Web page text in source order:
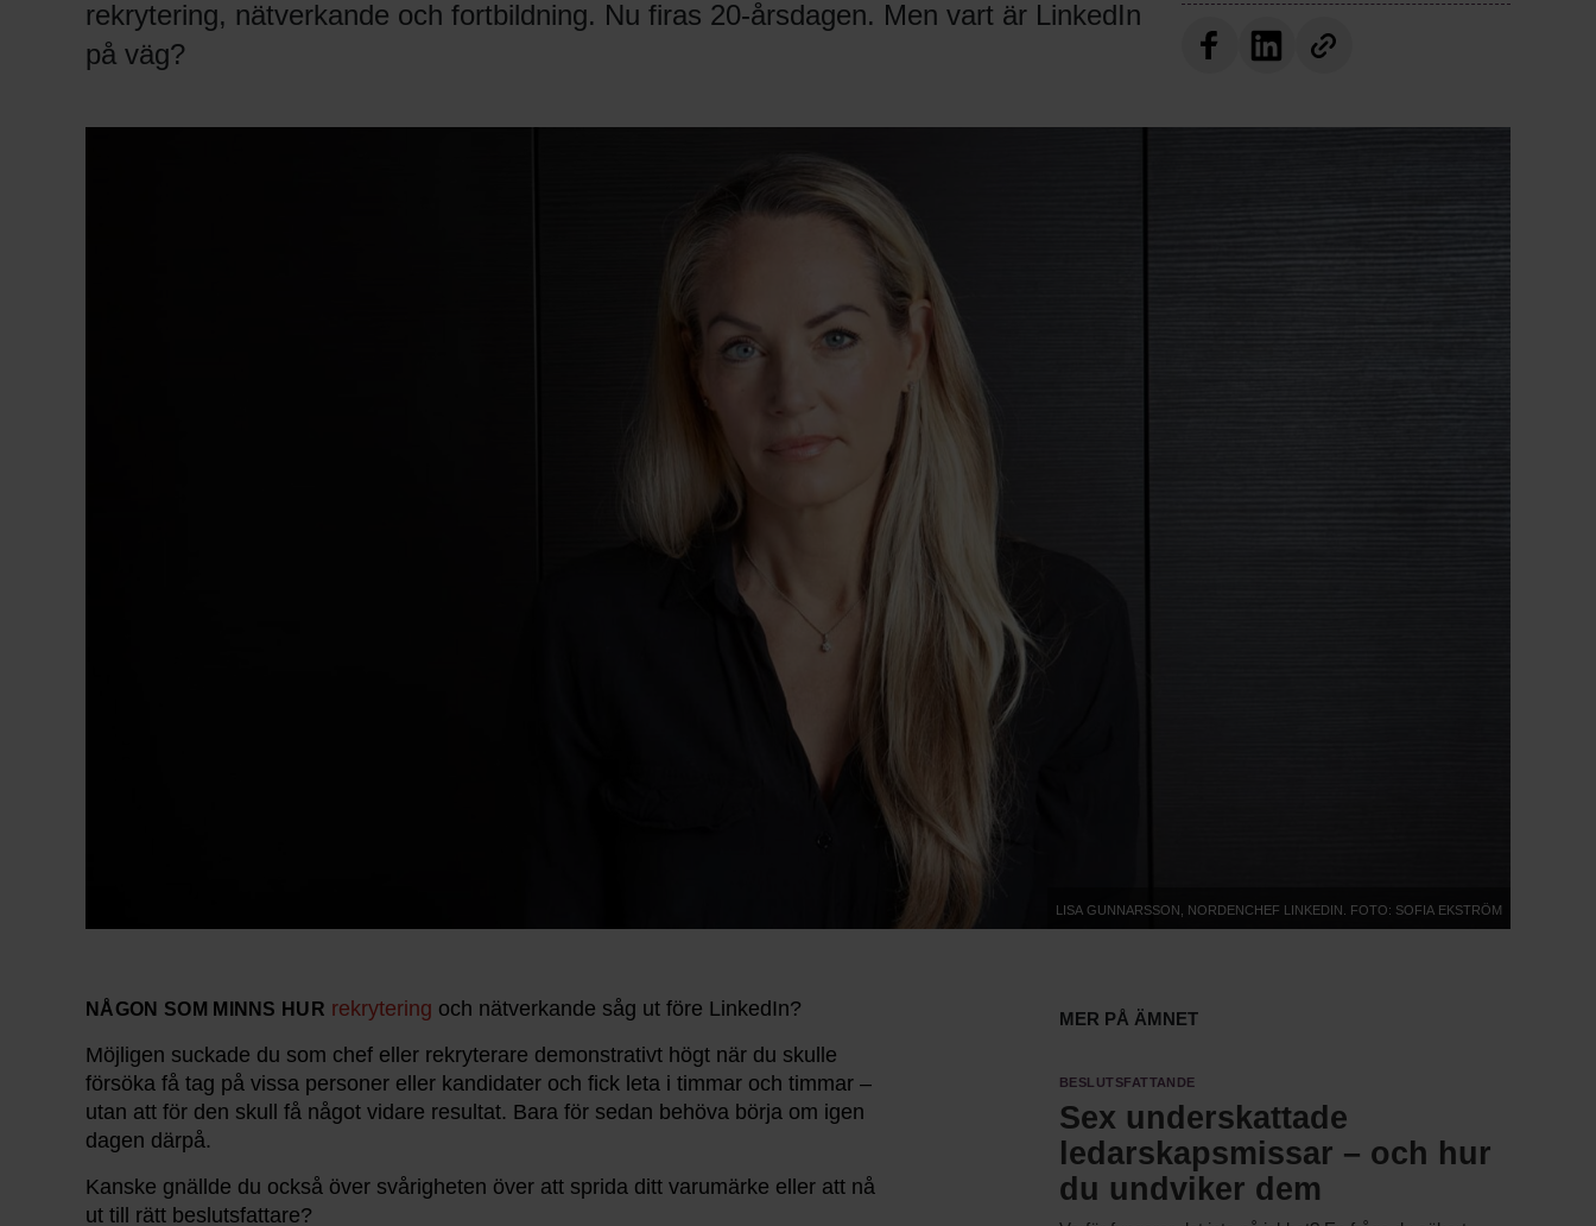
rekrytering, nätverkande och fortbildning. Nu firas 20-årsdagen. Men vart är LinkedIn
på väg?
Lisa Gunnarsson, Nordenchef Linkedin. Foto: Sofia Ekström
NÅGON SOM MINNS HUR rekrytering och nätverkande såg ut före LinkedIn?
Möjligen suckade du som chef eller rekryterare demonstrativt högt när du skulle
försöka få tag på vissa personer eller kandidater och fick leta i timmar och timmar –
utan att för den skull få något vidare resultat. Bara för sedan behöva börja om igen
dagen därpå.
Kanske gnällde du också över svårigheten över att sprida ditt varumärke eller att nå
ut till rätt beslutsfattare?
Mer på ämnet
Beslutsfattande
Sex underskattade
ledarskapsmissar – och hur
du undviker dem